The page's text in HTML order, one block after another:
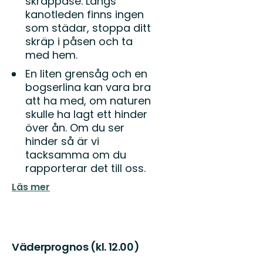
kanotleden finns ingen
som städar, stoppa ditt
skräp i påsen och ta
med hem.
En liten grensåg och en
bogserlina kan vara bra
att ha med, om naturen
skulle ha lagt ett hinder
över ån. Om du ser
hinder så är vi
tacksamma om du
rapporterar det till oss.
Läs mer
Väderprognos (kl. 12.00)